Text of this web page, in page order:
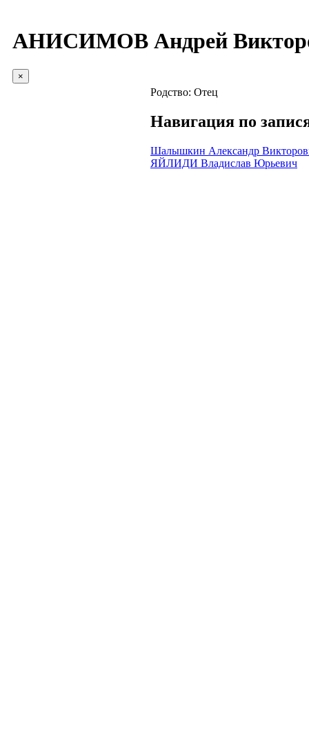
АНИСИМОВ Андрей
×
Родство: Отец
Навигация по
Шалышкин Александр
ЯЙЛИДИ Владислав Юрьевич